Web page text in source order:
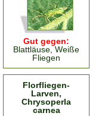
Gut gegen:
Blattläuse, Weiße
Fliegen
Florfliegen-
Larven,
Chrysoperla
carnea